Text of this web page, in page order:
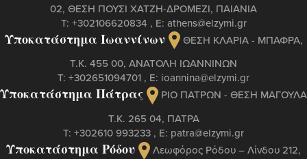
02, ΘΕΣΗ ΠΟΥΣΙ ΧΑΤΖΗ-ΔΡΟΜΕΖΙ, ΠΑΙΑΝΙΑ
Τ: +302106620834 , Ε: athens@elzymi.gr
Υποκατάστημα Ιωαννίνων
ΘΕΣΗ ΚΛΑΡΙΑ - ΜΠΑΦΡΑ,
Τ.Κ. 455 00, ΑΝΑΤΟΛΗ ΙΩΑΝΝΙΝΩΝ
Τ: +302651094701 , Ε: ioannina@elzymi.gr
Υποκατάστημα Πάτρας
ΡΙΟ ΠΑΤΡΩΝ - ΘΕΣΗ ΜΑΓΟΥΛΑ
Τ.Κ. 265 04, ΠΑΤΡΑ
Τ: +302610 993233 , Ε: patra@elzymi.gr
Υποκατάστημα Ρόδου
Λεωφόρος Ρόδου – Λίνδου 212,